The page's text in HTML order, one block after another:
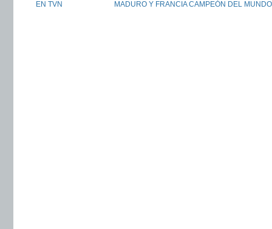
EN TVN
MADURO Y FRANCIA CAMPEÓN DEL